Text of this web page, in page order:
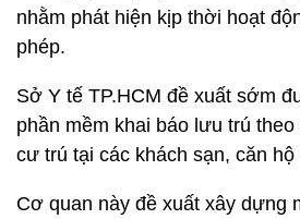
nhằm phát hiện kịp thời hoạt
phép.
Sở Y tế TP.HCM đề xuất sớm
phần mềm khai báo lưu trú
cư trú tại các khách sạn, căn
Cơ quan này đề xuất xây dựng